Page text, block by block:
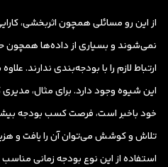
از این رو مسائلی همچون اثربخشی،
نمی‌شوند و بسیاری از داده‌ها همچون
ارتباط لازم را با بودجه‌بندی ندارند.
خود باخبر است، فرصت کسب بودجه
تلاش و کوشش می‌توان آن را یافت و
استفاده از این نوع بودجه زمانی